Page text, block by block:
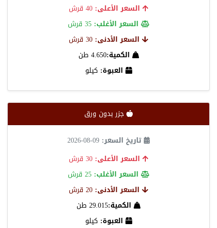
السعر الأعلى: 40 قرش
السعر الأغلب: 35 قرش
السعر الأدنى:
الكمية:4.650 طن
العبوة: كيلو
جزر بدون ورق
تاريخ السعر: 09-08-2026
السعر الأعلى: 30 قرش
السعر الأغلب: 25 قرش
السعر الأدنى:
الكمية:29.015 طن
العبوة: كيلو